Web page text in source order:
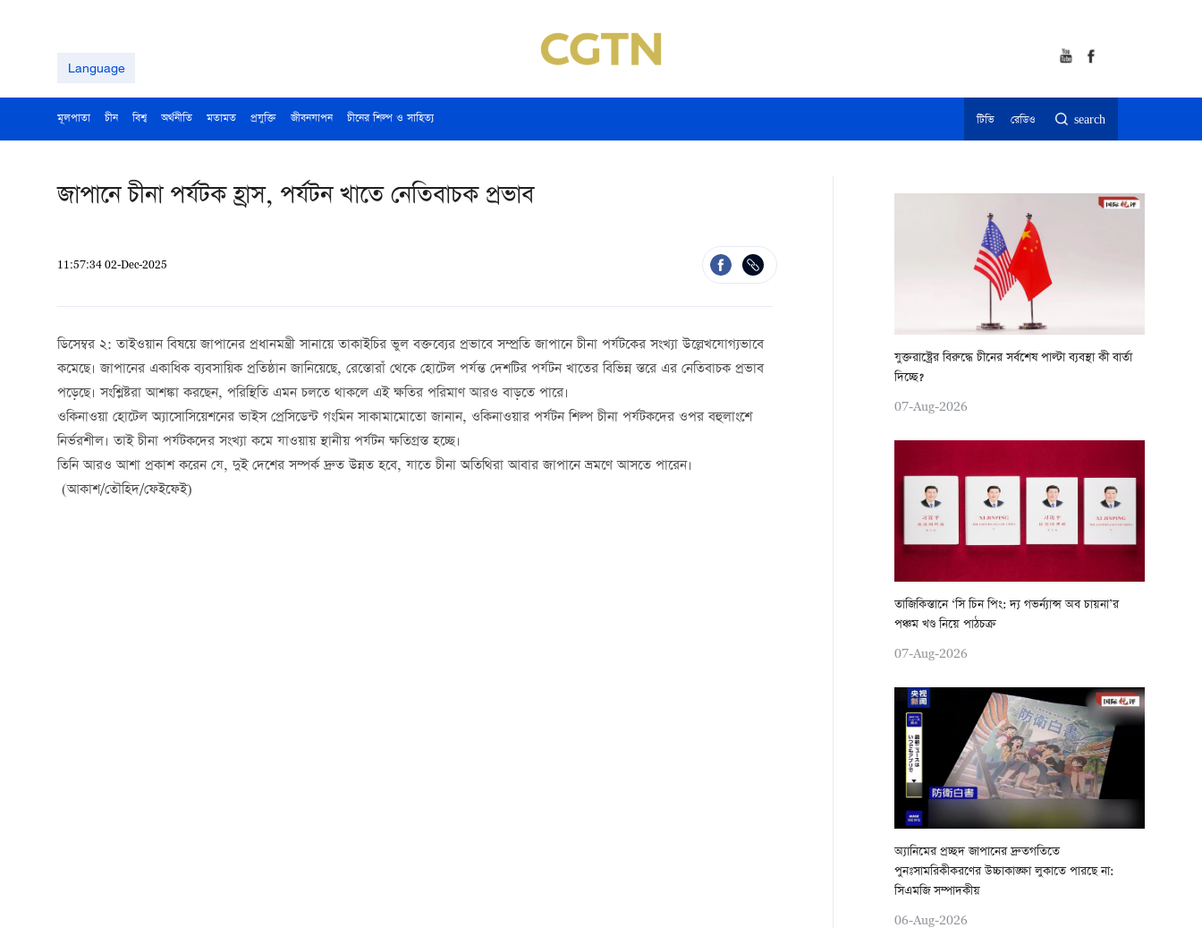
Language
মূলপাতা চীন বিশ্ব অর্থনীতি মতামত প্রযুক্তি জীবনযাপন চীনের শিল্প ও সাহিত্য টিভি রেডিও search
জাপানে চীনা পর্যটক হ্রাস, পর্যটন খাতে নেতিবাচক প্রভাব
11:57:34 02-Dec-2025
ডিসেম্বর ২: তাইওয়ান বিষয়ে জাপানের প্রধানমন্ত্রী সানায়ে তাকাইচির ভুল বক্তব্যের প্রভাবে সম্প্রতি জাপানে চীনা পর্যটকের সংখ্যা উল্লেখযোগ্যভাবে
কমেছে। জাপানের একাধিক ব্যবসায়িক প্রতিষ্ঠান জানিয়েছে, রেস্তোরাঁ থেকে হোটেল পর্যন্ত দেশটির পর্যটন খাতের বিভিন্ন স্তরে এর নেতিবাচক প্রভাব
পড়েছে। সংশ্লিষ্টরা আশঙ্কা করছেন, পরিস্থিতি এমন চলতে থাকলে এই ক্ষতির পরিমাণ আরও বাড়তে পারে।
ওকিনাওয়া হোটেল অ্যাসোসিয়েশনের ভাইস প্রেসিডেন্ট গংমিন সাকামামোতো জানান, ওকিনাওয়ার পর্যটন শিল্প চীনা পর্যটকদের ওপর বহুলাংশে
নির্ভরশীল। তাই চীনা পর্যটকদের সংখ্যা কমে যাওয়ায় স্থানীয় পর্যটন ক্ষতিগ্রস্ত হচ্ছে।
তিনি আরও আশা প্রকাশ করেন যে, দুই দেশের সম্পর্ক দ্রুত উন্নত হবে, যাতে চীনা অতিথিরা আবার জাপানে ভ্রমণে আসতে পারেন।
(আকাশ/তৌহিদ/ফেইফেই)
যুক্তরাষ্ট্রের বিরুদ্ধে চীনের সর্বশেষ পাল্টা ব্যবস্থা কী বার্তা
দিচ্ছে?
07-Aug-2026
তাজিকিস্তানে ‘সি চিন পিং: দ্য গভর্ন্যান্স অব চায়না’র
পঞ্চম খণ্ড নিয়ে পাঠচক্র
07-Aug-2026
অ্যানিমের প্রচ্ছদ জাপানের দ্রুতগতিতে
পুনঃসামরিকীকরণের উচ্চাকাঙ্ক্ষা লুকাতে পারছে না:
সিএমজি সম্পাদকীয়
06-Aug-2026